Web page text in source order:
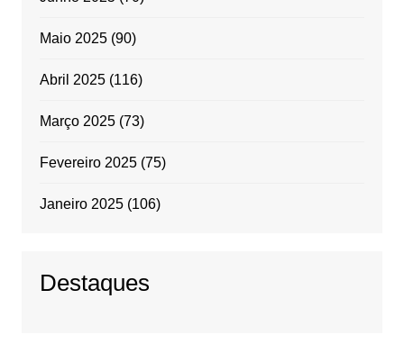
Maio 2025(90)
Abril 2025(116)
Março 2025(73)
Fevereiro 2025(75)
Janeiro 2025(106)
Destaques